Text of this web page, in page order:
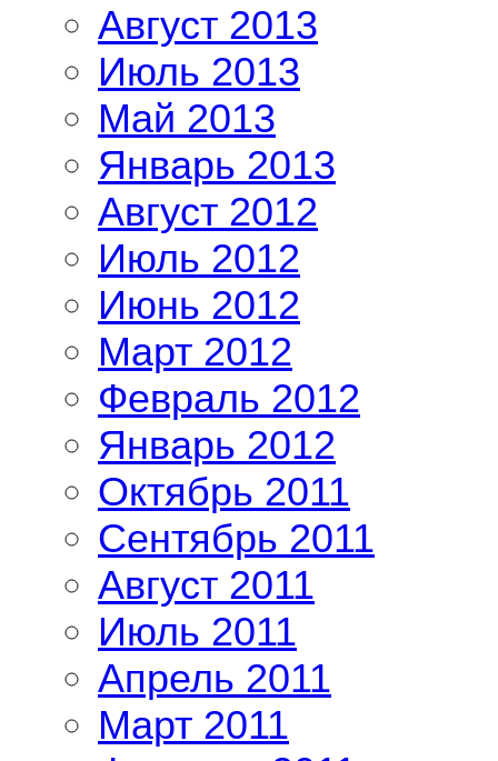
Август 2013
Июль 2013
Май 2013
Январь 2013
Август 2012
Июль 2012
Июнь 2012
Март 2012
Февраль 2012
Январь 2012
Октябрь 2011
Сентябрь 2011
Август 2011
Июль 2011
Апрель 2011
Март 2011